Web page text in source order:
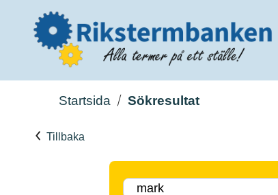
Startsida Sökresultat
Tillbaka